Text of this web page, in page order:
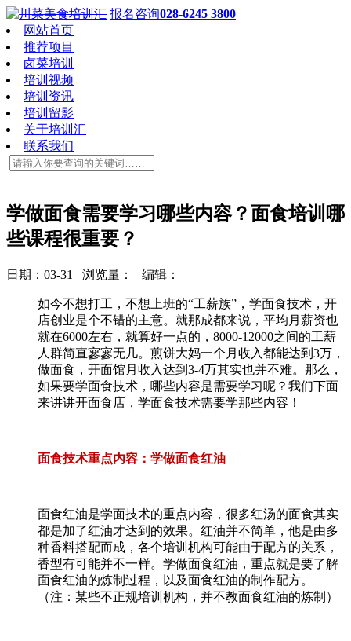
报名咨询028-6245 3800
网站首页
推荐项目
卤菜培训
培训视频
培训资讯
培训留影
关于培训汇
联系我们
学做面食需要学习哪些内容？面食培训哪
些课程很重要？
日期：03-31 浏览量： 编辑：
如今不想打工，不想上班的“工薪族”，学面食技术，开
店创业是个不错的主意。就那成都来说，平均月薪资也
就在6000左右，就算好一点的，8000-12000之间的工薪
人群简直寥寥无几。煎饼大妈一个月收入都能达到3万，
做面食，开面馆月收入达到3-4万其实也并不难。那么，
如果要学面食技术，哪些内容是需要学习呢？我们下面
来讲讲开面食店，学面食技术需要学那些内容！
面食技术重点内容：学做面食红油
面食红油是学面技术的重点内容，很多红汤的面食其实
都是加了红油才达到的效果。红油并不简单，他是由多
种香料搭配而成，各个培训机构可能由于配方的关系，
香型有可能并不一样。学做面食红油，重点就是要了解
面食红油的炼制过程，以及面食红油的制作配方。
（注：某些不正规培训机构，并不教面食红油的炼制）